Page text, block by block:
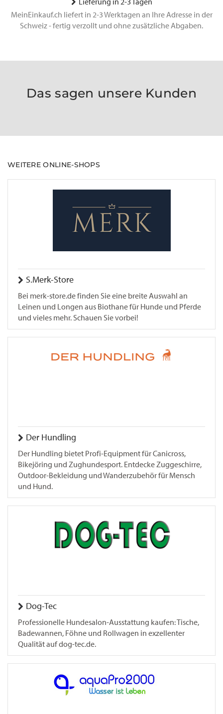
MeinEinkauf.ch liefert in 2-3 Werktagen an Ihre Adresse in der
Schweiz - fertig verzollt und ohne zusätzliche Abgaben.
Das sagen unsere Kunden
WEITERE ONLINE-SHOPS
S.Merk-Store
Bei merk-store.de finden Sie eine breite Auswahl an
Leinen und Longen aus Biothane für Hunde und Pferde
und vieles mehr. Schauen Sie vorbei!
Der Hundling
Der Hundling bietet Profi-Equipment für Canicross,
Bikejöring und Zughundesport. Entdecke Zuggeschirre,
Outdoor-Bekleidung und Wanderzubehör für Mensch
und Hund.
Dog-Tec
Professionelle Hundesalon-Ausstattung kaufen: Tische,
Badewannen, Föhne und Rollwagen in exzellenter
Qualität auf dog-tec.de.